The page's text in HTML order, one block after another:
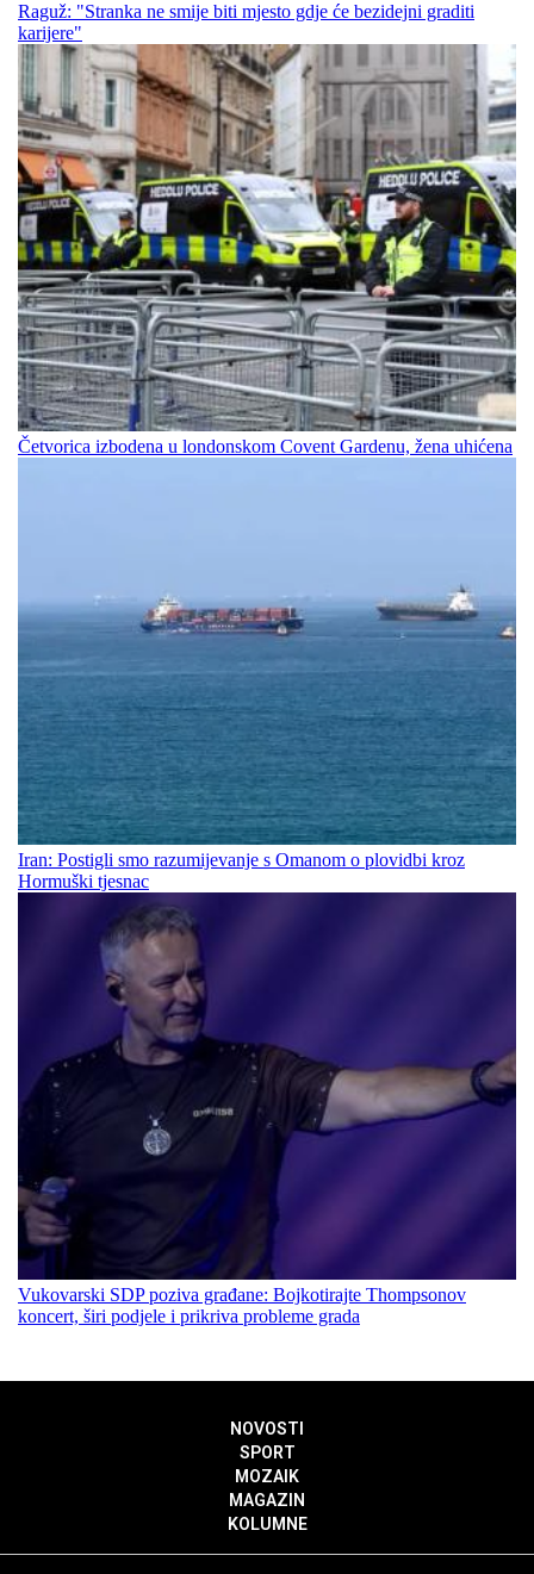
Raguž: "Stranka ne smije biti mjesto gdje će bezidejni graditi
karijere"
Četvorica izbodena u londonskom Covent Gardenu, žena uhićena
Iran: Postigli smo razumijevanje s Omanom o plovidbi kroz
Hormuški tjesnac
Vukovarski SDP poziva građane: Bojkotirajte Thompsonov
koncert, širi podjele i prikriva probleme grada
NOVOSTI
SPORT
MOZAIK
MAGAZIN
KOLUMNE